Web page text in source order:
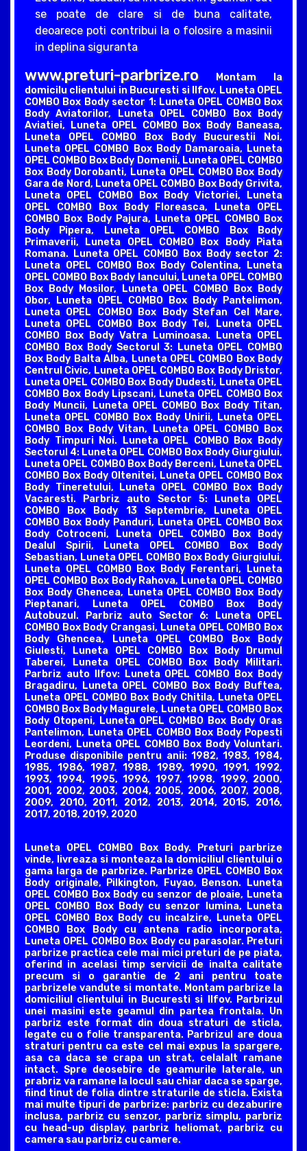
se poate de clare si de buna calitate,
deoarece poti contribui la o folosire a masinii
in deplina siguranta
www.preturi-parbrize.roMontam la
domicilu clientului in Bucuresti si Ilfov. Luneta OPEL
COMBO Box Body sector 1: Luneta OPEL COMBO Box
Body Aviatorilor, Luneta OPEL COMBO Box Body
Aviatiei, Luneta OPEL COMBO Box Body Baneasa,
Luneta OPEL COMBO Box Body Bucurestii Noi,
Luneta OPEL COMBO Box Body Damaroaia, Luneta
OPEL COMBO Box Body Domenii, Luneta OPEL COMBO
Box Body Dorobanti, Luneta OPEL COMBO Box Body
Gara de Nord, Luneta OPEL COMBO Box Body Grivita,
Luneta OPEL COMBO Box Body Victoriei, Luneta
OPEL COMBO Box Body Floreasca, Luneta OPEL
COMBO Box Body Pajura, Luneta OPEL COMBO Box
Body Pipera, Luneta OPEL COMBO Box Body
Primaverii, Luneta OPEL COMBO Box Body Piata
Romana. Luneta OPEL COMBO Box Body sector 2:
Luneta OPEL COMBO Box Body Colentina, Luneta
OPEL COMBO Box Body Iancului, Luneta OPEL COMBO
Box Body Mosilor, Luneta OPEL COMBO Box Body
Obor, Luneta OPEL COMBO Box Body Pantelimon,
Luneta OPEL COMBO Box Body Stefan Cel Mare,
Luneta OPEL COMBO Box Body Tei, Luneta OPEL
COMBO Box Body Vatra Luminoasa. Luneta OPEL
COMBO Box Body Sectorul 3: Luneta OPEL COMBO
Box Body Balta Alba, Luneta OPEL COMBO Box Body
Centrul Civic, Luneta OPEL COMBO Box Body Dristor,
Luneta OPEL COMBO Box Body Dudesti, Luneta OPEL
COMBO Box Body Lipscani, Luneta OPEL COMBO Box
Body Muncii, Luneta OPEL COMBO Box Body Titan,
Luneta OPEL COMBO Box Body Unirii, Luneta OPEL
COMBO Box Body Vitan, Luneta OPEL COMBO Box
Body Timpuri Noi. Luneta OPEL COMBO Box Body
Sectorul 4: Luneta OPEL COMBO Box Body Giurgiului,
Luneta OPEL COMBO Box Body Berceni, Luneta OPEL
COMBO Box Body Oltenitei, Luneta OPEL COMBO Box
Body Tineretului, Luneta OPEL COMBO Box Body
Vacaresti. Parbriz auto Sector 5: Luneta OPEL
COMBO Box Body 13 Septembrie, Luneta OPEL
COMBO Box Body Panduri, Luneta OPEL COMBO Box
Body Cotroceni, Luneta OPEL COMBO Box Body
Dealul Spirii, Luneta OPEL COMBO Box Body
Sebastian, Luneta OPEL COMBO Box Body Giurgiului,
Luneta OPEL COMBO Box Body Ferentari, Luneta
OPEL COMBO Box Body Rahova, Luneta OPEL COMBO
Box Body Ghencea, Luneta OPEL COMBO Box Body
Pieptanari, Luneta OPEL COMBO Box Body
Autobuzul. Parbriz auto Sector 6: Luneta OPEL
COMBO Box Body Crangasi, Luneta OPEL COMBO Box
Body Ghencea, Luneta OPEL COMBO Box Body
Giulesti, Luneta OPEL COMBO Box Body Drumul
Taberei, Luneta OPEL COMBO Box Body Militari.
Parbriz auto Ilfov: Luneta OPEL COMBO Box Body
Bragadiru, Luneta OPEL COMBO Box Body Buftea,
Luneta OPEL COMBO Box Body Chitila, Luneta OPEL
COMBO Box Body Magurele, Luneta OPEL COMBO Box
Body Otopeni, Luneta OPEL COMBO Box Body Oras
Pantelimon, Luneta OPEL COMBO Box Body Popesti
Leordeni, Luneta OPEL COMBO Box Body Voluntari.
Produse disponibile pentru anii: 1982, 1983, 1984,
1985, 1986, 1987, 1988, 1989, 1990, 1991, 1992,
1993, 1994, 1995, 1996, 1997, 1998, 1999, 2000,
2001, 2002, 2003, 2004, 2005, 2006, 2007, 2008,
2009, 2010, 2011, 2012, 2013, 2014, 2015, 2016,
2017, 2018, 2019, 2020
Luneta OPEL COMBO Box Body. Preturi parbrize
vinde, livreaza si monteaza la domiciliul clientului o
gama larga de parbrize. Parbrize OPEL COMBO Box
Body originale, Pilkington, Fuyao, Benson. Luneta
OPEL COMBO Box Body cu senzor de ploaie, Luneta
OPEL COMBO Box Body cu senzor lumina, Luneta
OPEL COMBO Box Body cu incalzire, Luneta OPEL
COMBO Box Body cu antena radio incorporata,
Luneta OPEL COMBO Box Body cu parasolar. Preturi
parbrize practica cele mai mici preturi de pe piata,
oferind in acelasi timp servicii de inalta calitate
precum si o garantie de 2 ani pentru toate
parbrizele vandute si montate. Montam parbrize la
domiciliul clientului in Bucuresti si Ilfov. Parbrizul
unei masini este geamul din partea frontala. Un
parbriz este format din doua straturi de sticla,
legate cu o folie transparenta. Parbrizul are doua
straturi pentru ca este cel mai expus la spargere,
asa ca daca se crapa un strat, celalalt ramane
intact. Spre deosebire de geamurile laterale, un
prabriz va ramane la locul sau chiar daca se sparge,
fiind tinut de folia dintre straturile de sticla. Exista
mai multe tipuri de parbrize: parbriz cu dezaburire
inclusa, parbriz cu senzor, parbriz simplu, parbriz
cu head-up display, parbriz heliomat, parbriz cu
camera sau parbriz cu camere.